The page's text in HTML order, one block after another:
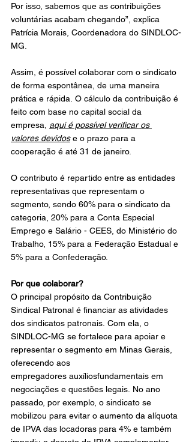
Por isso, sabemos que as contribuições
voluntárias acabam chegando”, explica
Patrícia Morais, Coordenadora do SINDLOC-
MG.
Assim, é possível colaborar com o sindicato
de forma espontânea, de uma maneira
prática e rápida. O cálculo da contribuição é
feito com base no capital social da
empresa, aqui é possível verificar os
valores devidos e o prazo para a
cooperação é até 31 de janeiro.
O contributo é repartido entre as entidades
representativas que representam o
segmento, sendo 60% para o sindicato da
categoria, 20% para a Conta Especial
Emprego e Salário - CEES, do Ministério do
Trabalho, 15% para a Federação Estadual e
5% para a Confederação.
Por que colaborar?
O principal propósito da Contribuição
Sindical Patronal é financiar as atividades
dos sindicatos patronais. Com ela, o
SINDLOC-MG se fortalece para apoiar e
representar o segmento em Minas Gerais,
oferecendo aos
empregadores auxíliosfundamentais em
negociações e questões legais. No ano
passado, por exemplo, o sindicato se
mobilizou para evitar o aumento da alíquota
de IPVA das locadoras para 4% e também